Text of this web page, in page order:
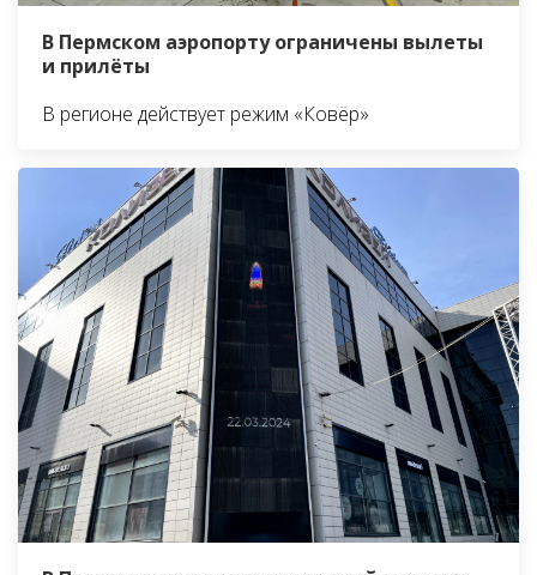
В Пермском аэропорту ограничены вылеты
и прилёты
В регионе действует режим «Ковёр»